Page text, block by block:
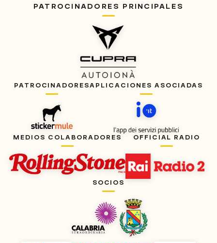
PATROCINADORES PRINCIPALES
PATROCINADORESAPLICACIONES ASOCIADAS
MEDIOS COLABORADORES OFFICIAL RADIO
SOCIOS